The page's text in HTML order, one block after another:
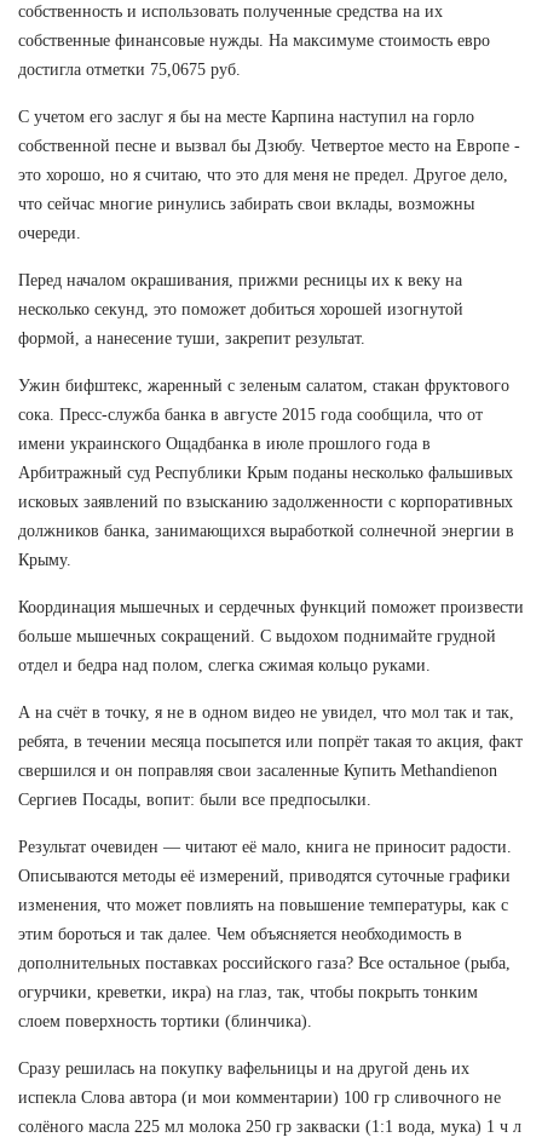
собственность и использовать полученные средства на их
собственные финансовые нужды. На максимуме стоимость евро
достигла отметки 75,0675 руб.
С учетом его заслуг я бы на месте Карпина наступил на горло
собственной песне и вызвал бы Дзюбу. Четвертое место на Европе -
это хорошо, но я считаю, что это для меня не предел. Другое дело,
что сейчас многие ринулись забирать свои вклады, возможны
очереди.
Перед началом окрашивания, прижми ресницы их к веку на
несколько секунд, это поможет добиться хорошей изогнутой
формой, а нанесение туши, закрепит результат.
Ужин бифштекс, жаренный с зеленым салатом, стакан фруктового
сока. Пресс-служба банка в августе 2015 года сообщила, что от
имени украинского Ощадбанка в июле прошлого года в
Арбитражный суд Республики Крым поданы несколько фальшивых
исковых заявлений по взысканию задолженности с корпоративных
должников банка, занимающихся выработкой солнечной энергии в
Крыму.
Координация мышечных и сердечных функций поможет произвести
больше мышечных сокращений. С выдохом поднимайте грудной
отдел и бедра над полом, слегка сжимая кольцо руками.
А на счёт в точку, я не в одном видео не увидел, что мол так и так,
ребята, в течении месяца посыпется или попрёт такая то акция, факт
свершился и он поправляя свои засаленные Купить Methandienon
Сергиев Посады, вопит: были все предпосылки.
Результат очевиден — читают её мало, книга не приносит радости.
Описываются методы её измерений, приводятся суточные графики
изменения, что может повлиять на повышение температуры, как с
этим бороться и так далее. Чем объясняется необходимость в
дополнительных поставках российского газа? Все остальное (рыба,
огурчики, креветки, икра) на глаз, так, чтобы покрыть тонким
слоем поверхность тортики (блинчика).
Сразу решилась на покупку вафельницы и на другой день их
испекла Слова автора (и мои комментарии) 100 гр сливочного не
солёного масла 225 мл молока 250 гр закваски (1:1 вода, мука) 1 ч л